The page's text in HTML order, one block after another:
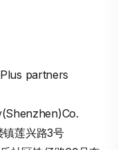
partners
镇莲兴路3号